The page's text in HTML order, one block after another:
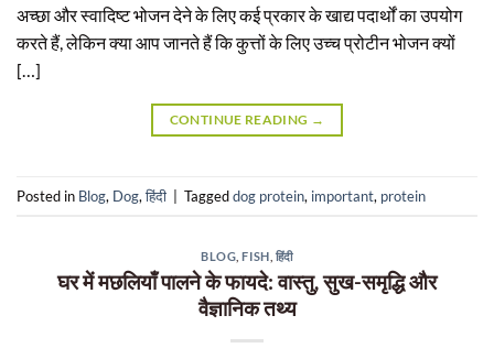
अच्छा और स्वादिष्ट भोजन देने के लिए कई प्रकार के खाद्य पदार्थों का उपयोग
करते हैं, लेकिन क्या आप जानते हैं कि कुत्तों के लिए उच्च प्रोटीन भोजन क्यों
[…]
CONTINUE READING →
Posted in Blog, Dog,हिंदी | Taggeddog protein, important, protein
BLOG ,FISH हिंदी
घर में मछलियाँ पालने के फायदे: वास्तु, सुख-समृद्धि और
वैज्ञानिक तथ्य